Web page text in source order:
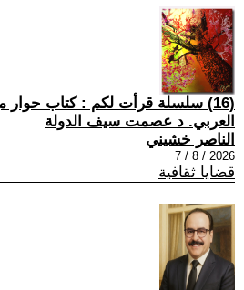
(16) سلسلة قرأت لكم : كتاب حوار
العربي. د عصمت سيف الدولة
الناصر خشيني
2026 / 8 / 7
قضايا ثقافية